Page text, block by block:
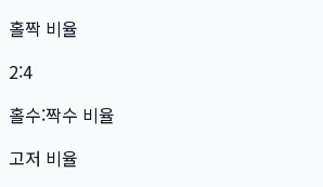
홀짝 비율
2:4
홀수:짝수 비율
고저 비율